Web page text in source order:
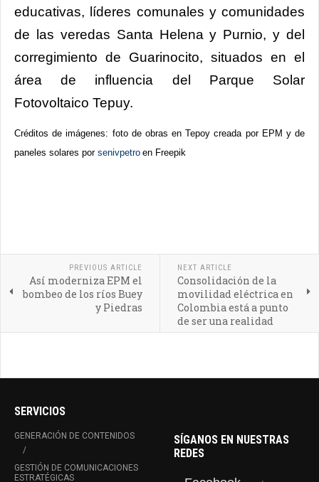
educativas, líderes comunales y comunidades
de las veredas Santa Helena y Purnio, y del
corregimiento de Guarinocito, situados en el
área de influencia del Parque Solar
Fotovoltaico Tepuy.
Créditos de imágenes: foto de obras en Tepoy creada por EPM y de
paneles solares por senivpetro en Freepik
PREVIOUS ARTICLE
Así moderniza EPM el
bombeo de los ríos Buey
y Piedras
NEXT ARTICLE
Consolidación de la
movilidad eléctrica en
Colombia está a punto
de ser una realidad
SERVICIOS
GENERACIÓN DE CONTENIDOS
GESTIÓN DE COMUNICACIONES
ESTRATÉGICAS
SÍGANOS EN NUESTRAS
REDES